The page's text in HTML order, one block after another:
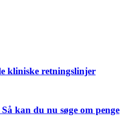
kliniske retningslinjer
kan du nu søge om penge